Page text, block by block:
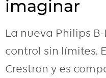
imaginar
La nueva Philips
control sin límites.
Crestron y es